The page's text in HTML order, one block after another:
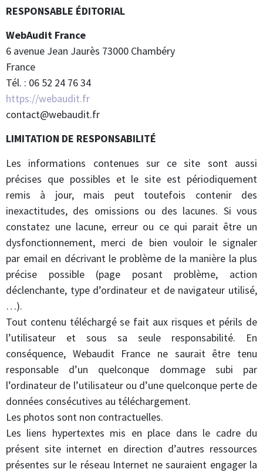
RESPONSABLE ÉDITORIAL
WebAudit France
6 avenue Jean Jaurès 73000 Chambéry
France
Tél. : 06 52 24 76 34
https://webaudit.fr
contact@webaudit.fr
LIMITATION DE RESPONSABILITÉ
Les informations contenues sur ce site sont aussi
précises que possibles et le site est périodiquement
remis à jour, mais peut toutefois contenir des
inexactitudes, des omissions ou des lacunes. Si vous
constatez une lacune, erreur ou ce qui parait être un
dysfonctionnement, merci de bien vouloir le signaler
par email en décrivant le problème de la manière la plus
précise possible (page posant problème, action
déclenchante, type d’ordinateur et de navigateur utilisé,
…).
Tout contenu téléchargé se fait aux risques et périls de
l’utilisateur et sous sa seule responsabilité. En
conséquence, Webaudit France ne saurait être tenu
responsable d’un quelconque dommage subi par
l’ordinateur de l’utilisateur ou d’une quelconque perte de
données consécutives au téléchargement.
Les photos sont non contractuelles.
Les liens hypertextes mis en place dans le cadre du
présent site internet en direction d’autres ressources
présentes sur le réseau Internet ne sauraient engager la